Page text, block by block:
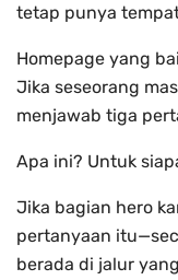
tetap punya
Homepage yang
Jika seseorang
menjawab tiga
Apa ini? Untuk
Jika bagian hero
pertanyaan
berada di jalur